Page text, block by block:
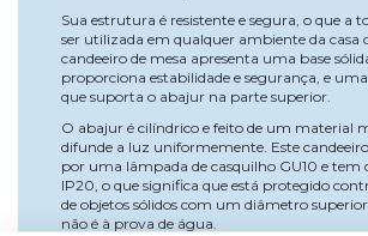
Sua estrutura é resistente e segura, o que a
ser utilizada em qualquer ambiente da casa
candeeiro de mesa apresenta uma base
proporciona estabilidade e segurança, e
que suporta o abajur na parte superior.
O abajur é cilíndrico e feito de um material
difunde a luz uniformemente. Este
por uma lâmpada de casquilho GU10 e tem
IP20, o que significa que está protegido
de objetos sólidos com um diâmetro
não é à prova de água.